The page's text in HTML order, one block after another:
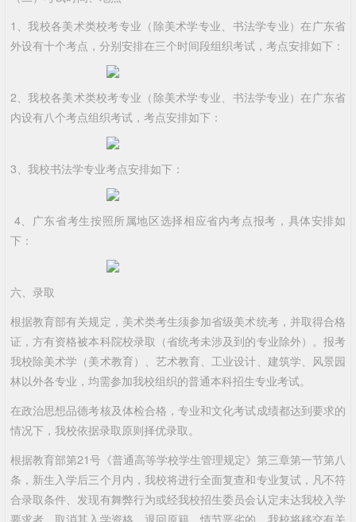
1、我校各美术类校考专业（除美术学专业、书法学专业）在广东省
外设有十个考点，分别安排在三个时间段组织考试，考点安排如下：
2、我校各美术类校考专业（除美术学专业、书法学专业）在广东省
内设有八个考点组织考试，考点安排如下：
3、我校书法学专业考点安排如下：
4、广东省考生按照所属地区选择相应省内考点报考，具体安排如
下：
六、录取
根据教育部有关规定，美术类考生须参加省级美术统考，并取得合格
证，方有资格被本科院校录取（省统考未涉及到的专业除外）。报考
我校除美术学（美术教育）、艺术教育、工业设计、建筑学、风景园
林以外各专业，均需参加我校组织的普通本科招生专业考试。
在政治思想品德考核及体检合格，专业和文化考试成绩都达到要求的
情况下，我校依据录取原则择优录取。
根据教育部第21号《普通高等学校学生管理规定》第三章第一节第八
条，新生入学后三个月内，我校将进行全面复查和专业复试，凡不符
合录取条件、发现有舞弊行为或经我校招生委员会认定未达我校入学
要求者，取消其入学资格，退回原籍。情节恶劣的，我校将移交有关